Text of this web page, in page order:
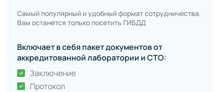
Самый популярный и удобный формат сотрудничества.
Вам останется только посетить ГИБДД
Включает в себя пакет документов от
аккредитованной лаборатории и СТО:
Заключение
Протокол